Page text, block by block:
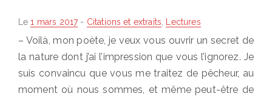
LePosted
on
1 mars 2017- Citations et extraits Lectures
– Voilà, mon poète, je veux vous ouvrir un secret de
la nature dont j’ai l’impression que vous l’ignorez. Je
suis convaincu que vous me traitez de pêcheur, au
moment où nous sommes, et même peut-être de